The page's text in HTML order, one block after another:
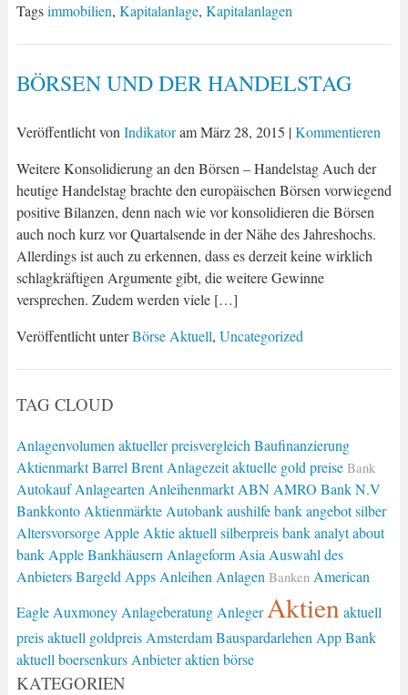
Tagsimmobilien, Kapitalanlage, Kapitalanlagen
BÖRSEN UND DER HANDELSTAG
Veröffentlicht von IndikatoramMärz 28, 2015 |Kommentieren
Weitere Konsolidierung an den Börsen – Handelstag Auch der
heutige Handelstag brachte den europäischen Börsen vorwiegend
positive Bilanzen, denn nach wie vor konsolidieren die Börsen
auch noch kurz vor Quartalsende in der Nähe des Jahreshochs.
Allerdings ist auch zu erkennen, dass es derzeit keine wirklich
schlagkräftigen Argumente gibt, die weitere Gewinne
versprechen. Zudem werden viele […]
Veröffentlicht unterBörse Aktuell, Uncategorized
TAG CLOUD
Anlagenvolumen aktueller preisvergleich Baufinanzierung
Aktienmarkt Barrel Brent Anlagezeit aktuelle gold preise Bank
Autokauf Anlagearten Anleihenmarkt ABN AMRO Bank N.V
Bankkonto Aktienmärkte Autobank aushilfe bank angebot silber
Altersvorsorge Apple Aktie aktuell silberpreis bank analyt about
bank Apple Bankhäusern Anlageform Asia Auswahl des
Anbieters Bargeld Apps Anleihen Anlagen Banken American
Eagle Auxmoney Anlageberatung Anleger Aktien aktuell
preis aktuell goldpreis Amsterdam Bauspardarlehen App Bank
aktuell boersenkurs Anbieter aktien börse
KATEGORIEN